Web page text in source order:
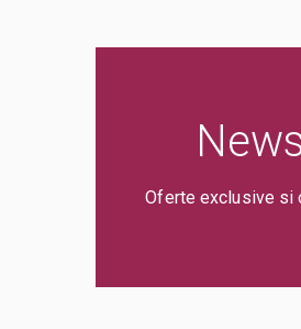
Oferte exclusive si